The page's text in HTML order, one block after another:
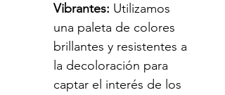
Vibrantes: Utilizamos
una paleta de colores
brillantes y resistentes a
la decoloración para
captar el interés de los